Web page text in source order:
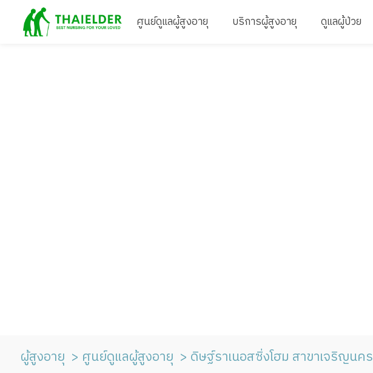
ศูนย์ดูแลผู้สูงอายุ บริการผู้สูงอายุ ดูแลผู้ป่วย
ผู้สูงอายุ ศูนย์ดูแลผู้สูงอายุ ดิษฐ์ราเนอสซิ่งโฮม สาขาเจริญนคร